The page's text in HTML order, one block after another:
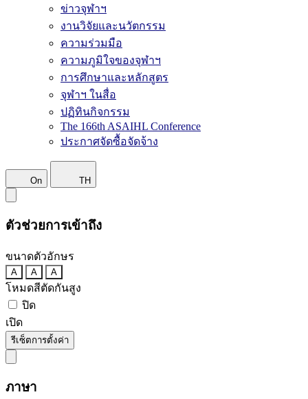
ข่าวจุฬาฯ
งานวิจัยและนวัตกรรม
ความร่วมมือ
ความภูมิใจของจุฬาฯ
การศึกษาและหลักสูตร
จุฬาฯ ในสื่อ
ปฏิทินกิจกรรม
The 166th ASAIHL Conference
ประกาศจัดซื้อจัดจ้าง
On TH
ตัวช่วยการเข้าถึง
ขนาดตัวอักษร
A A A
โหมดสีตัดกันสูง
ปิด
เปิด
รีเซ็ตการตั้งค่า
ภาษา